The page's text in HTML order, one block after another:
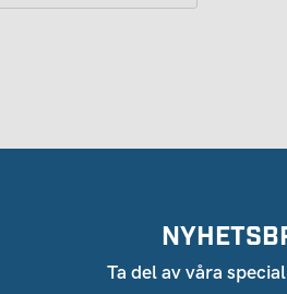
Ta del av våra